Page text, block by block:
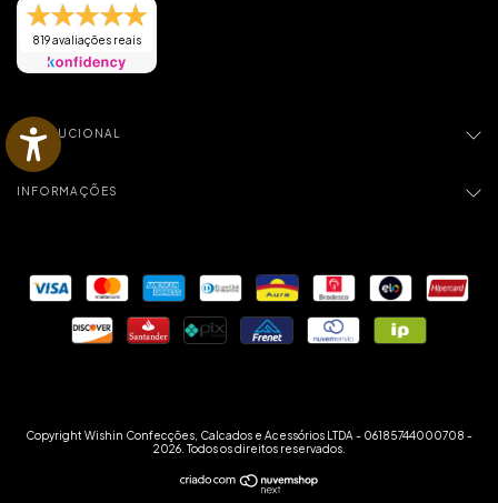
819 avaliações reais
INSTITUCIONAL
INFORMAÇÕES
Copyright Wishin Confecções, Calcados e Acessórios LTDA - 06185744000708 -
2026. Todos os direitos reservados.